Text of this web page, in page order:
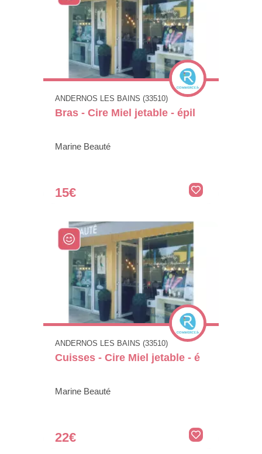
ANDERNOS LES BAINS (33510)
Bras - Cire Miel jetable - épil
Marine Beauté
15€
ANDERNOS LES BAINS (33510)
Cuisses - Cire Miel jetable - é
Marine Beauté
22€